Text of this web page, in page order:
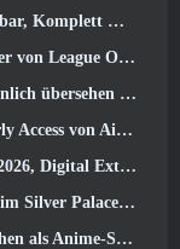
Early Access
für klassische Skins bezahlen
von Steams Train Fest sind
von Aion 2 mit
teilt alle Panels
gehen raus
Anime-Spiele